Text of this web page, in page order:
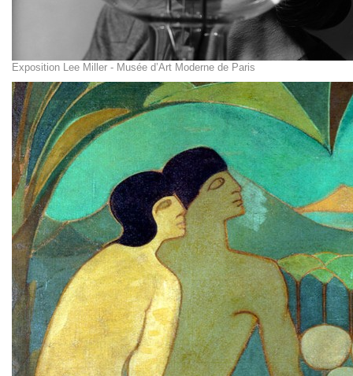
Exposition Lee Miller - Musée d’Art Moderne de Paris